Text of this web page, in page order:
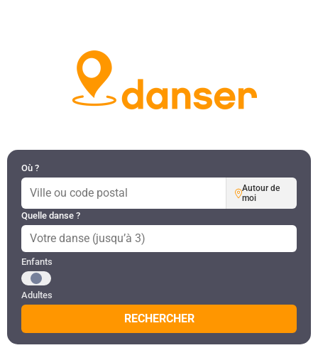
Où ?
Autour de
moi
Quelle danse ?
Public recherché
Enfants
Adultes
RECHERCHER